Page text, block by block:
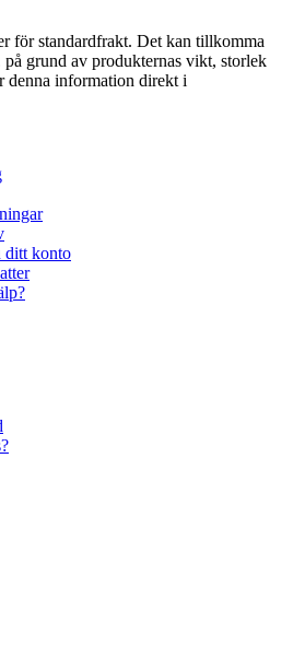
för standardfrakt. Det kan tillkomma
på grund av produkternas vikt, storlek
denna information direkt i
ditt konto